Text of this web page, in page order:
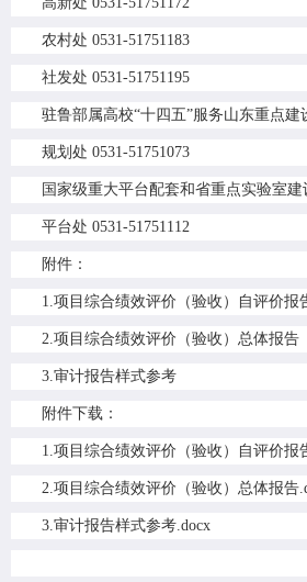
农村处 0531-51751183
社发处 0531-51751195
驻鲁部属高校“十四五”服务山东重点建
规划处 0531-51751073
国家级重大平台配套和省重点实验室建
平台处 0531-51751112
附件：
1.项目综合绩效评价（验收）自评价报
2.项目综合绩效评价（验收）总体报告
3.审计报告样式参考
附件下载：
1.项目综合绩效评价（验收）自评价报
2.项目综合绩效评价（验收）总体报告
3.审计报告样式参考.docx